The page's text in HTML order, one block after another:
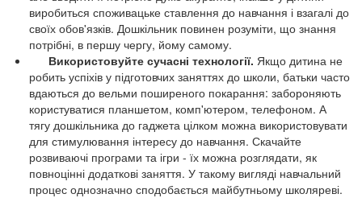
виробиться споживацьке ставлення до навчання і взагалі до
своїх обов'язків. Дошкільник повинен розуміти, що знання
потрібні, в першу чергу, йому самому.
Використовуйте сучасні технології. Якщо дитина не
робить успіхів у підготовчих заняттях до школи, батьки часто
вдаються до вельми поширеного покарання: забороняють
користуватися планшетом, комп'ютером, телефоном. А
тягу дошкільника до гаджета цілком можна використовувати
для стимулювання інтересу до навчання. Скачайте
розвиваючі програми та ігри - їх можна розглядати, як
повноцінні додаткові заняття. У такому вигляді навчальний
процес однозначно сподобається майбутньому школяреві.